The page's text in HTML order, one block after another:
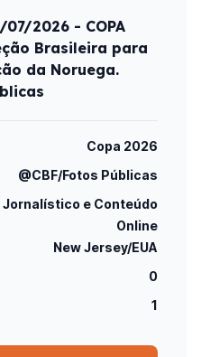
2026 - COPA
Brasileira para
da Noruega.
Copa 2026
@CBF/Fotos Públicas
Jornalístico e Conteúdo
Online
New Jersey/EUA
0
1